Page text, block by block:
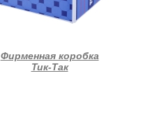
Фирменная коробка
Тик-Так